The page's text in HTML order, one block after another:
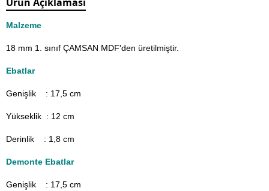
Malzeme
18 mm 1. sınıf ÇAMSAN MDF'den üretilmiştir.
Ebatlar
Genişlik : 17,5 cm
Yükseklik : 12 cm
Derinlik : 1,8 cm
Demonte Ebatlar
Genişlik : 17,5 cm